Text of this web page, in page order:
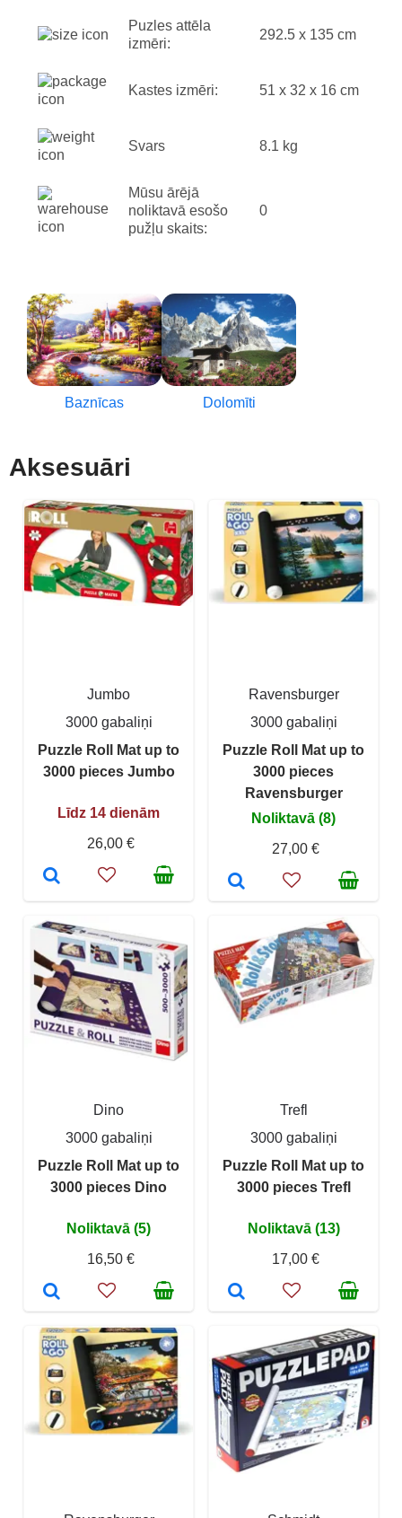
Puzles attēla
izmēri:
292.5 x 135 cm
Kastes izmēri: 51 x 32 x 16 cm
Svars 8.1 kg
Mūsu ārējā
noliktavā esošo
pužļu skaits:
0
Baznīcas Dolomīti
Aksesuāri
Jumbo
3000 gabaliņi
Puzzle Roll Mat up to
3000 pieces Jumbo
Līdz 14 dienām
26,00 €
Ravensburger
3000 gabaliņi
Puzzle Roll Mat up to
3000 pieces
Ravensburger
Noliktavā (8)
27,00 €
Dino
3000 gabaliņi
Puzzle Roll Mat up to
3000 pieces Dino
Noliktavā (5)
16,50 €
Trefl
3000 gabaliņi
Puzzle Roll Mat up to
3000 pieces Trefl
Noliktavā (13)
17,00 €